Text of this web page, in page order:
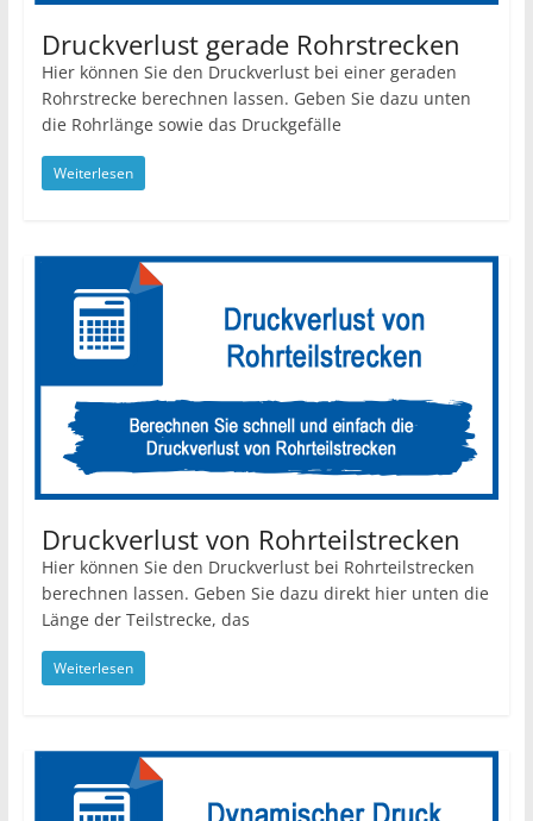
Druckverlust gerade Rohrstrecken
Hier können Sie den Druckverlust bei einer geraden
Rohrstrecke berechnen lassen. Geben Sie dazu unten
die Rohrlänge sowie das Druckgefälle
Weiterlesen
Druckverlust von Rohrteilstrecken
Hier können Sie den Druckverlust bei Rohrteilstrecken
berechnen lassen. Geben Sie dazu direkt hier unten die
Länge der Teilstrecke, das
Weiterlesen